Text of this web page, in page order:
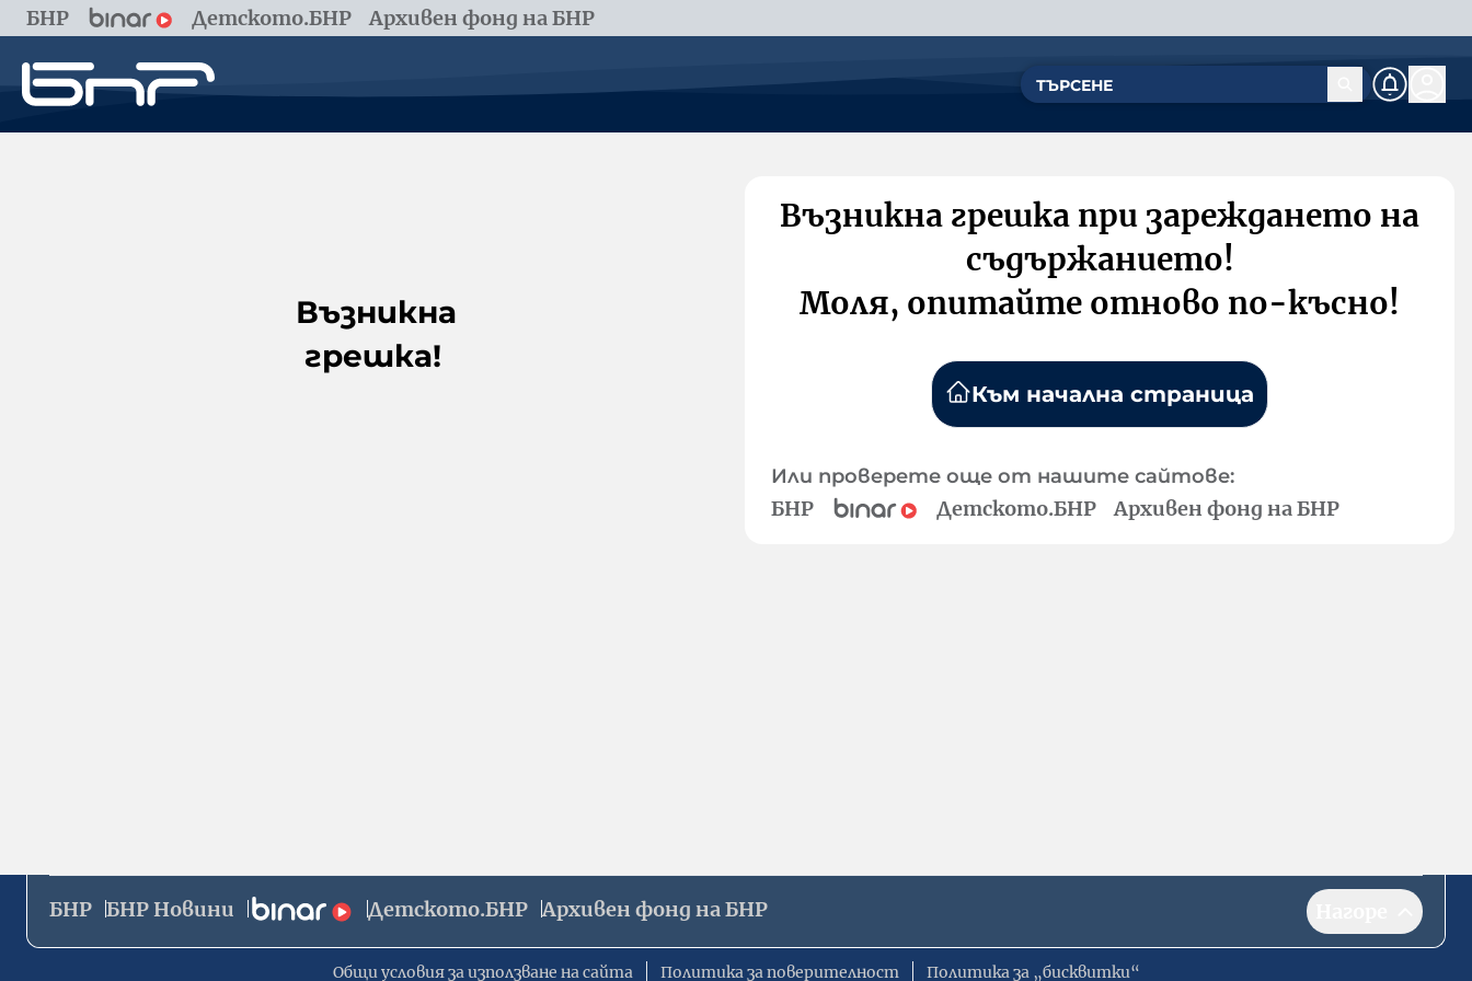
БНР Детското.БНР Архивен фонд на БНР
Възникна
грешка!
Възникна грешка при зареждането на
съдържанието!
Моля, опитайте отново по-късно!
Към начална страница
Или проверете още от нашите сайтове:
БНР Детското.БНР Архивен фонд на БНР
БНР БНР Новини Детското.БНР Архивен фонд на БНР
Общи условия за използване на сайта Политика за поверителност Политика за „бисквитки“